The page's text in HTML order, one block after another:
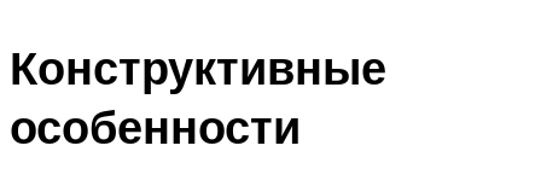
Конструктивные
особенности